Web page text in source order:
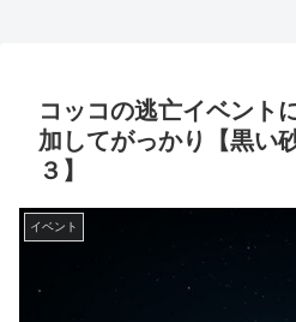
コッコの逃亡イベント
加してがっかり【黒い
３】
イベント